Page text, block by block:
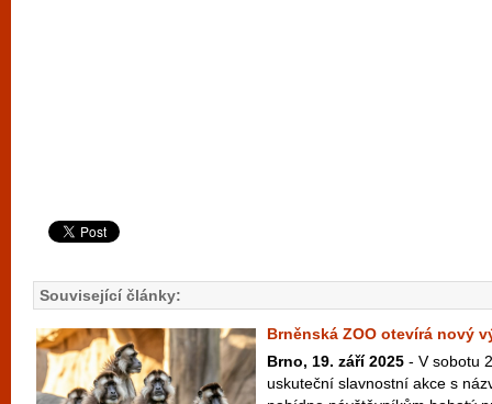
Související články:
Brněnská ZOO otevírá nový
Brno, 19. září 2025 - V sobotu
uskuteční slavnostní akce s